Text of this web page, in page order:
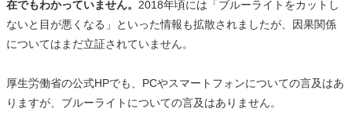
在でもわかっていません。 2018年頃には「ブルーライトをカットし
ないと目が悪くなる」といった情報も拡散されましたが、因果関係
についてはまだ立証されていません。
厚生労働省の公式HPでも、PCやスマートフォンについての言及はあ
りますが、ブルーライトについての言及はありません。